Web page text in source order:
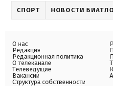
СПОРТ НОВОСТИ
О нас
Редакция
Редакционная политика
О телеканале
Телеведущие
Вакансии
Структура собственности